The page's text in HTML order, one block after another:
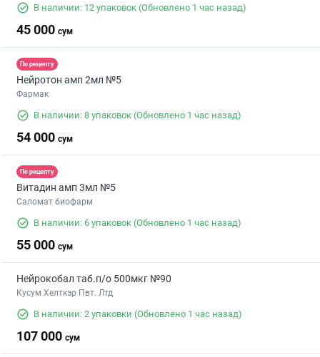
В наличии: 12 упаковок (Обновлено 1 час назад)
45 000 сум
По рецепту
Нейротон амп 2мл №5
Фармак
В наличии: 8 упаковок (Обновлено 1 час назад)
54 000 сум
По рецепту
Витадин амп 3мл №5
Саломат биофарм
В наличии: 6 упаковок (Обновлено 1 час назад)
55 000 сум
Нейрокобал таб.п/о 500мкг №90
Кусум Хелткэр Пвт. Лтд
В наличии: 2 упаковки (Обновлено 1 час назад)
107 000 сум